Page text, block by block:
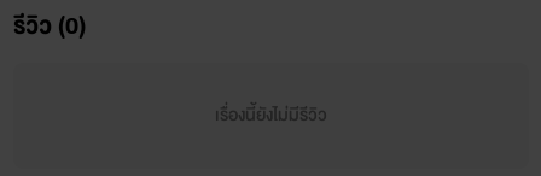
รีวิว (0)
เรื่องนี้ยังไม่มีรีวิว